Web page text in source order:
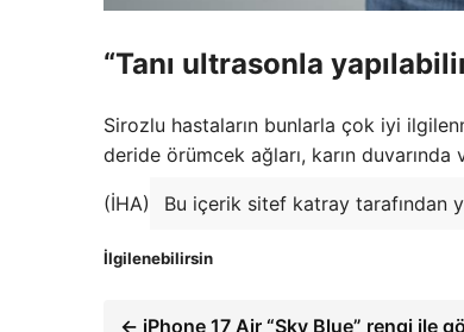
“Tanı ultrasonla
Sirozlu hastaların bunlarla çok iyi
deride örümcek ağları, karın duvarında
(İHA) Bu içerik sitef katray tarafından
İlgilenebilirsin
← iPhone 17 Air “Sky Blue” rengi ile